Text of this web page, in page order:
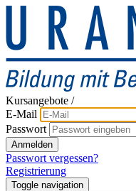
Kursangebote /
E-Mail
Passwort
Anmelden
Passwort vergessen?
Registrierung
Toggle navigation